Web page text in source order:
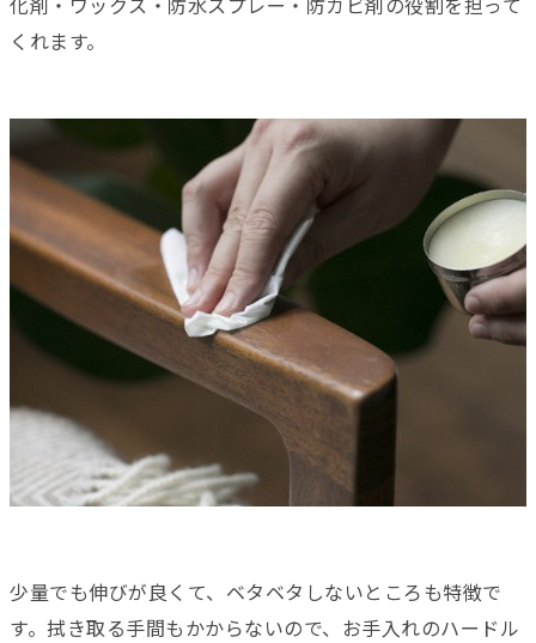
化剤・ワックス・防水スプレー・防カビ剤の役割を担って
くれます。
少量でも伸びが良くて、ベタベタしないところも特徴で
す。拭き取る手間もかからないので、お手入れのハードル